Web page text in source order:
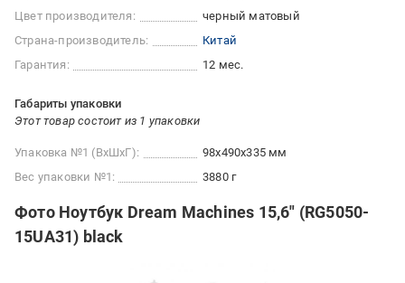
Цвет производителя:
черный матовый
Страна-производитель:
Китай
Гарантия:
12 мес.
Габариты упаковки
Этот товар состоит из 1 упаковки
Упаковка №1 (ВхШхГ):
98x490x335 мм
Вес упаковки №1:
3880 г
Фото Ноутбук Dream Machines 15,6" (RG5050-
15UA31) black